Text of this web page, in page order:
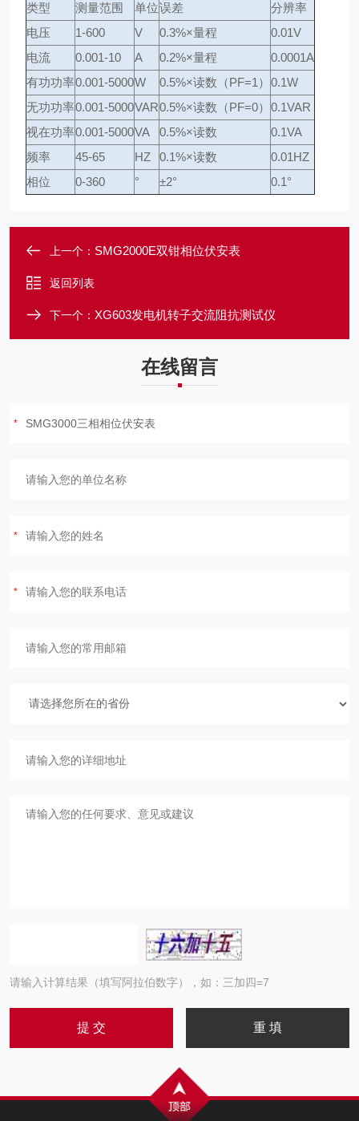
类型 测量范围 单位误差
分辨率
电压
1-600 V 0.3%×量程
0.01V
电流
0.001-10 A 0.2%×量程
0.0001A
有功功率0.001-5000W 0.5%×读数（PF=1） 0.1W
无功功率0.001-5000VAR0.5%×读数（PF=0） 0.1VAR
视在功率0.001-5000VA 0.5%×读数
0.1VA
频率
45-65 HZ 0.1%×读数
0.01HZ
相位
0-360 ° ±2° 0.1°
上一个： SMG2000E双钳相位伏安表
返回列表
下一个： XG603发电机转子交流阻抗测试仪
在线留言
请输入计算结果（填写阿拉伯数字），如：三加四=7